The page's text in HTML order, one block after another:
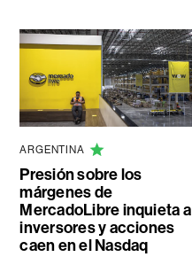
ARGENTINA
Presión sobre los
márgenes de
MercadoLibre inquieta a
inversores y acciones
caen en el Nasdaq